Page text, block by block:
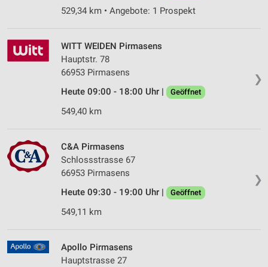
529,34 km • Angebote: 1 Prospekt
❯
WITT WEIDEN Pirmasens
Hauptstr. 78
66953 Pirmasens
Heute 09:00 - 18:00 Uhr |
Geöffnet
549,40 km
❯
C&A Pirmasens
Schlossstrasse 67
66953 Pirmasens
Heute 09:30 - 19:00 Uhr |
Geöffnet
549,11 km
Apollo Pirmasens
Hauptstrasse 27